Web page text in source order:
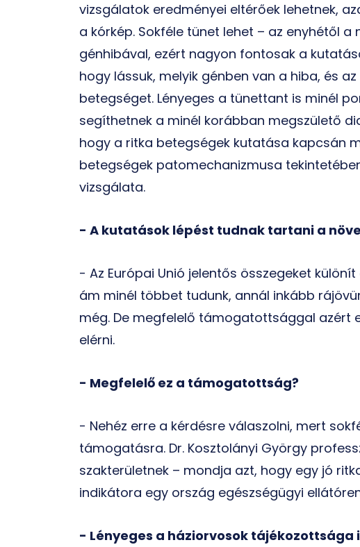
vizsgálatok eredményei eltérőek lehetnek,
a kórkép. Sokféle tünet lehet – az enyhétől
génhibával, ezért nagyon fontosak a
hogy lássuk, melyik génben van a hiba, és
betegséget. Lényeges a tünettant is minél
segíthetnek a minél korábban megszülető
hogy a ritka betegségek kutatása kapcsán
betegségek patomechanizmusa
vizsgálata.
- A kutatások lépést tudnak tartani a
- Az Európai Unió jelentős összegeket
ám minél többet tudunk, annál inkább
még. De megfelelő támogatottsággal azért
elérni.
- Megfelelő ez a támogatottság?
- Nehéz erre a kérdésre válaszolni, mert
támogatásra. Dr. Kosztolányi György
szakterületnek – mondja azt, hogy egy jó
indikátora egy ország egészségügyi
- Lényeges a háziorvosok tájékozottsága